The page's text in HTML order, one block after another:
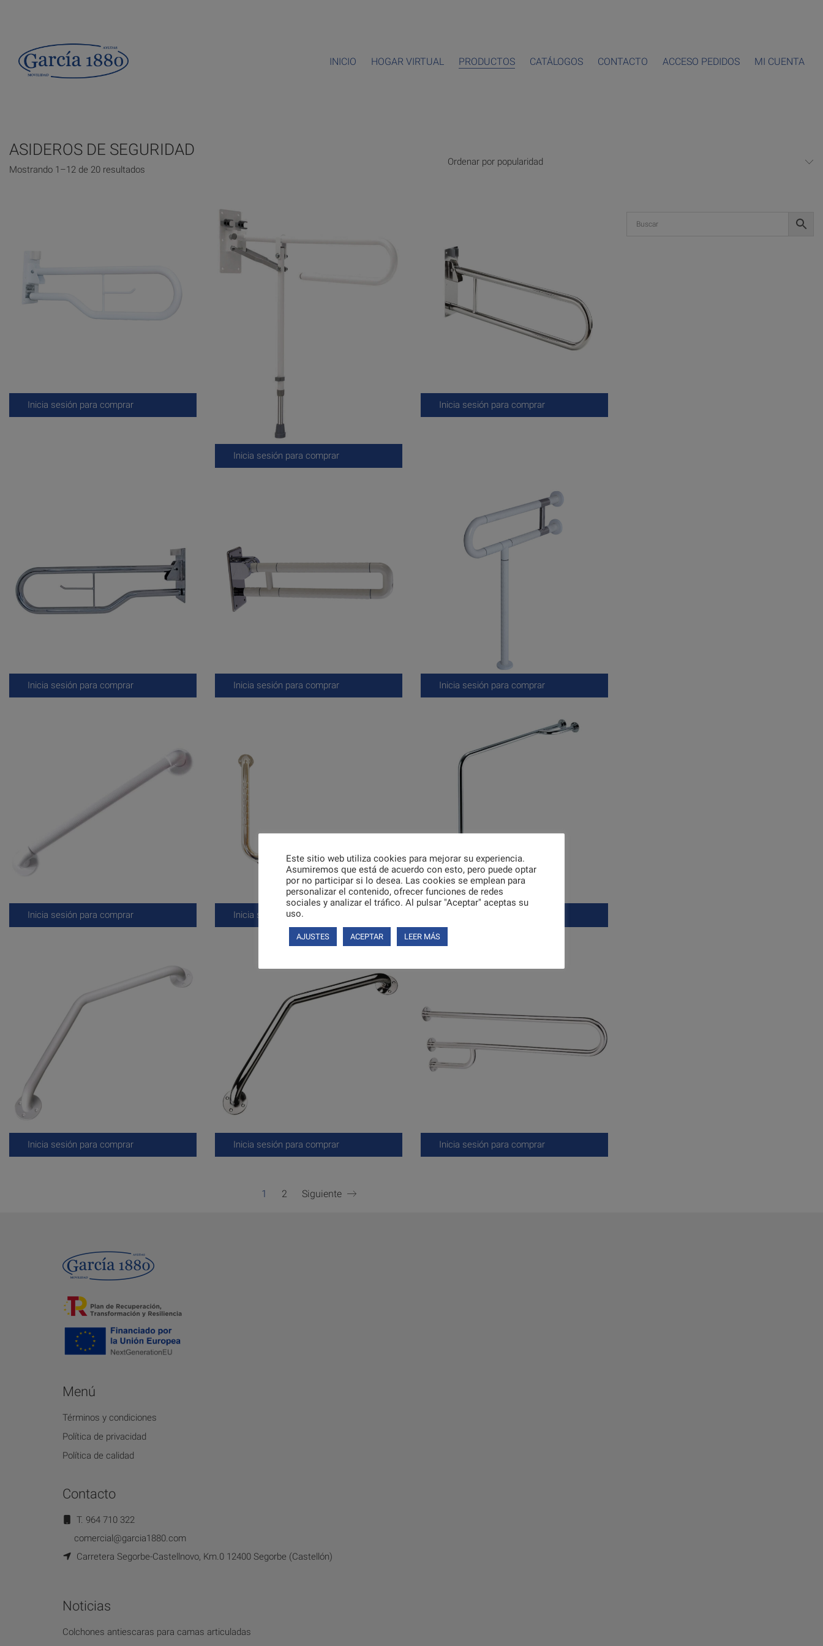
INICIO HOGAR VIRTUAL PRODUCTOS CATÁLOGOS CONTACTO ACCESO PEDIDOS MI CUENTA
ASIDEROS DE SEGURIDAD
Mostrando 1–12 de 20 resultados
Ordenar por popularidad
Inicia sesión para comprar
Inicia sesión para comprar
Inicia sesión para comprar
Inicia sesión para comprar Inicia sesión para comprar Inicia sesión para comprar
Inicia sesión para comprar Inicia sesión para comprar
Inicia sesión para comprar Inicia sesión para comprar Inicia sesión para comprar
1 2 Siguiente
Menú
Términos y condiciones
Política de privacidad
Política de calidad
Contacto
T. 964 710 322
comercial@garcia1880.com
Carretera Segorbe-Castellnovo, Km.0 12400 Segorbe (Castellón)
Noticias
Colchones antiescaras para camas articuladas
Este sitio web utiliza cookies para mejorar su experiencia.
Asumiremos que está de acuerdo con esto, pero puede optar
por no participar si lo desea. Las cookies se emplean para
personalizar el contenido, ofrecer funciones de redes
sociales y analizar el tráfico. Al pulsar "Aceptar" aceptas su
uso.
AJUSTES ACEPTAR LEER MÁS